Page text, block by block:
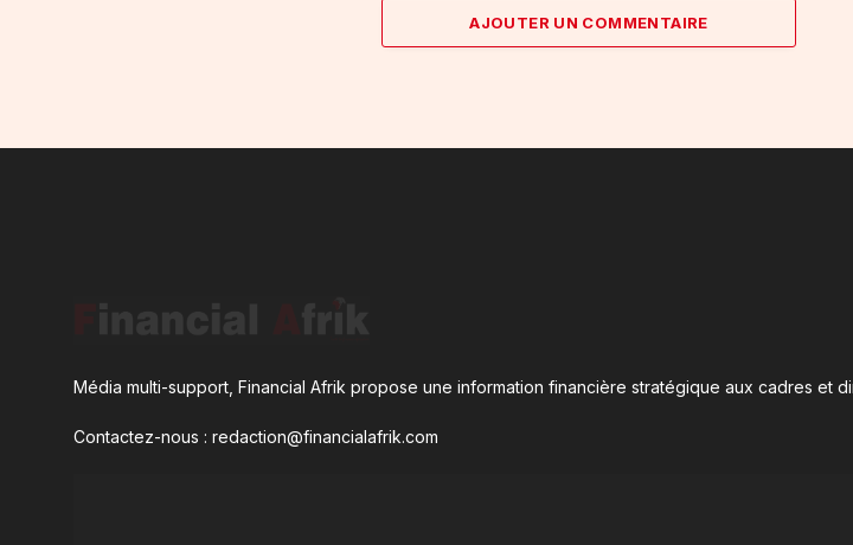
AJOUTER UN COMMENTAIRE
Média multi-support, Financial Afrik propose une information financière stratégique aux cadres et
Contactez-nous : redaction@financialafrik.com